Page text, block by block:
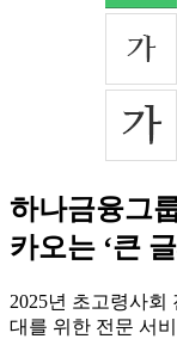
하나금융그
카오는 ‘큰
2025년 초고령사회
대를 위한 전문 서